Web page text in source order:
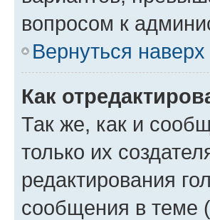
вопросом к
Вернуться наверх
Как
Так же, как и
только их
редактирования
сообщения в теме